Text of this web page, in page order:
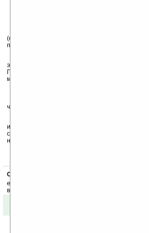
Первая особенность концепта в том,что
(organic light-emitting diodes) вместо
позволяет значительно уменьшается вес,
Вторая и не менее важная
экологически дружественное топливо:
По выбору заказчика вместо стандартных
метиловым спиртом, который придает лептопу
Насколько хорош ноутбук в реальности
что он, возможно, поступит в продажу. Цена пока
Устанавливайте линк на Ладошки на
изучайте коммерческую информацию,
сайта (форум, чат, новости, файлы,
новость и оставьте свой комментарий
ниже на
Скоро
ежедневный или еженедельный дайджест
ваш почтовый ящик.
вернуться к
Обсуждение